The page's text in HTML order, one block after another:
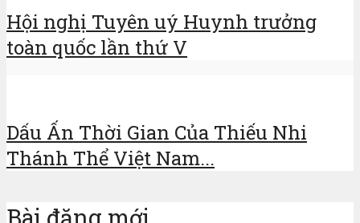
Hội nghị Tuyên uý Huynh trưởng
toàn quốc lần thứ V
Dấu Ấn Thời Gian Của Thiếu Nhi
Thánh Thể Việt Nam...